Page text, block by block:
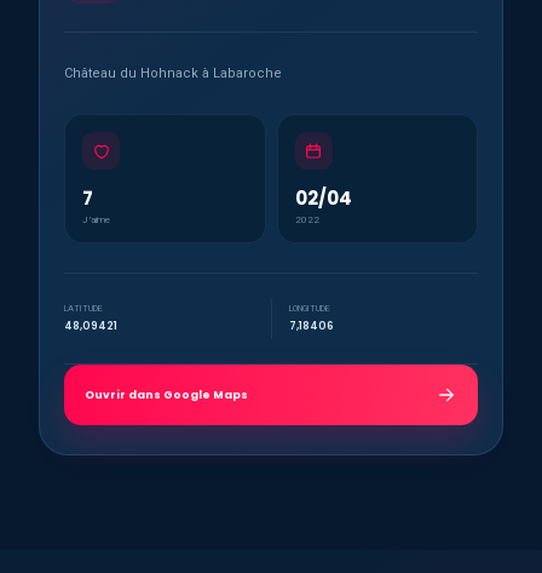
Château du Hohnack à Labaroche
7
J’aime
02/04
2022
LATITUDE
48,09421
LONGITUDE
7,18406
Ouvrir dans Google Maps